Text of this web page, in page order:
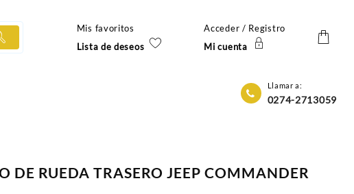
Mis favoritos
Lista de deseos
Acceder / Registro
Mi cuenta
Llamar a:
0274-2713059
DE RUEDA TRASERO JEEP COMMANDER